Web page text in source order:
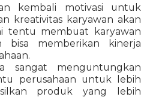
kembali motivasi untuk
kreativitas karyawan akan
tentu membuat karyawan
bisa memberikan kinerja
sangat menguntungkan
perusahaan untuk lebih
produk yang lebih